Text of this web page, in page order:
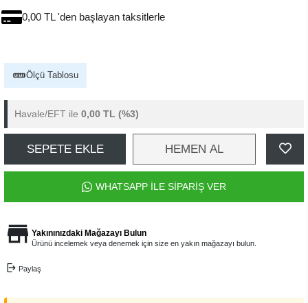
0,00 TL 'den başlayan taksitlerle
Ölçü Tablosu
Havale/EFT ile 0,00 TL (%3)
SEPETE EKLE HEMEN AL
WHATSAPP İLE SİPARİŞ VER
Yakınınızdaki Mağazayı Bulun
Ürünü incelemek veya denemek için size en yakın mağazayı bulun.
Paylaş